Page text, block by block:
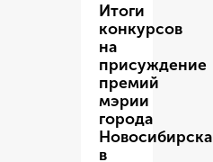
Итоги
конкурсов
на
присуждение
премий
мэрии
города
Новосибирска
в